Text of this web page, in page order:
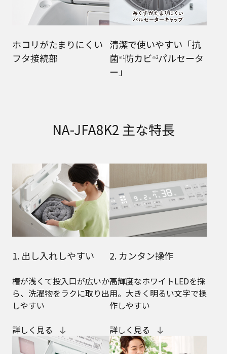
ホコリがたまりにくい
フタ接続部
清潔で使いやすい「抗
菌※1防カビ※2パルセータ
ー」
NA-JFA8K2 主な特長
1. 出し入れしやすい
槽が浅くて投入口が広いか
ら、洗濯物をラクに取り出
しやすい
詳しく見る
2. カンタン操作
高輝度なホワイトLEDを採
用。大きく明るい文字で操
作しやすい
詳しく見る